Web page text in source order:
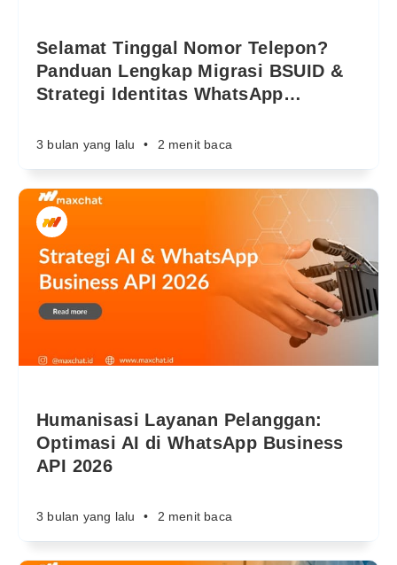
Selamat Tinggal Nomor Telepon?
Panduan Lengkap Migrasi BSUID &
Strategi Identitas WhatsApp…
3 bulan yang lalu • 2 menit baca
Humanisasi Layanan Pelanggan:
Optimasi AI di WhatsApp Business
API 2026
3 bulan yang lalu • 2 menit baca